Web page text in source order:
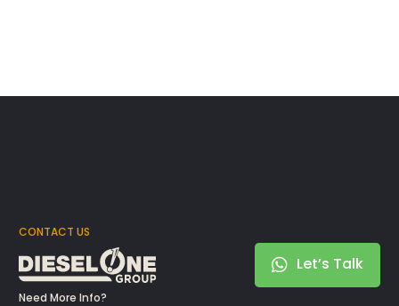
CONTACT US
Need More Info?
Let’s Talk